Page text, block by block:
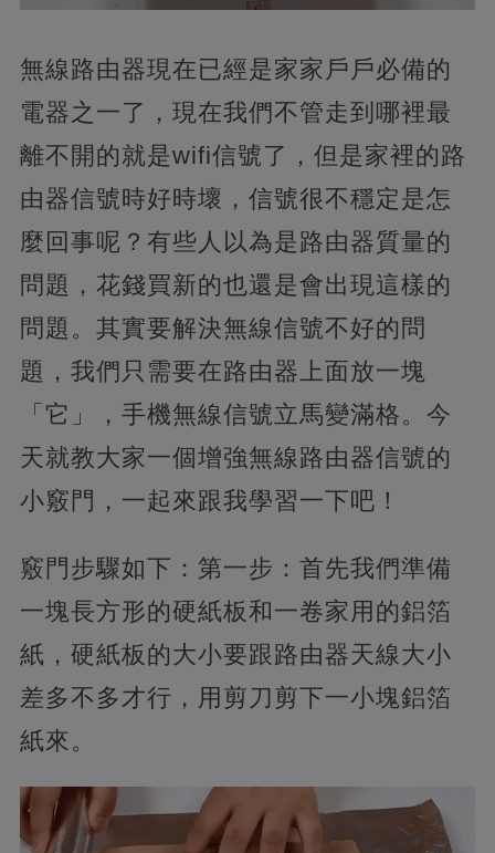
無線路由器現在已經是家家戶戶必備的
電器之一了， 現在我們不管走到哪裡最
離不開的就是wifi信號了，但是家裡的路
由器信號時好時壞，信號很不穩定是怎
麼回事呢？有些人以為是路由器質量的
問題，花錢買新的也還是會出現這樣的
問題。 其實要解決無線信號不好的問
題，我們只需要在路由器上面放一塊
「它」​，手機無線信號立馬變滿格。今
天就教大家一個增強無線路由器信號的
小竅門，一起來跟我學習一下吧！
竅門步驟如下：第一步：首先我們準備
一塊長方形的硬紙板和一卷家用的鋁箔
紙，硬紙板的大小要跟路由器天線大小
差多不多才行，用剪刀剪下一小塊鋁箔
紙來。